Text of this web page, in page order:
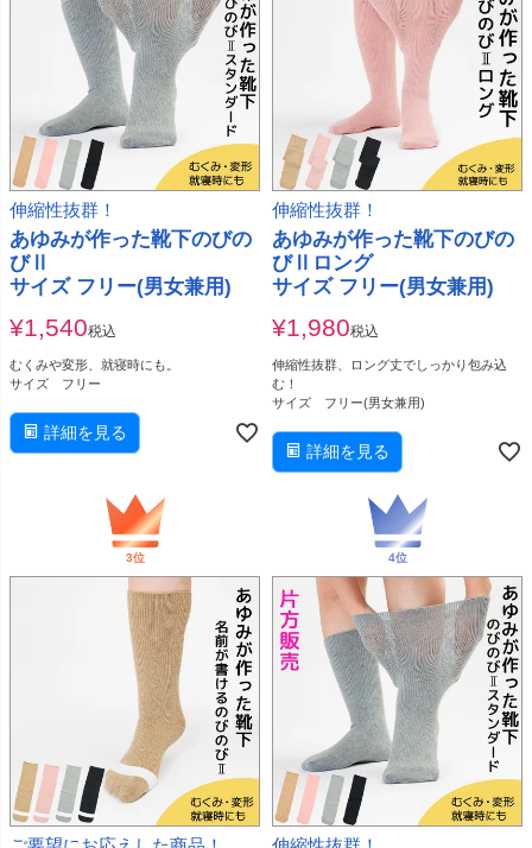
伸縮性抜群！
あゆみが作った靴下のびの
びⅡ
サイズ フリー(男女兼用)
¥1,540税込
むくみや変形、就寝時にも。
サイズ フリー
詳細を見る
伸縮性抜群！
あゆみが作った靴下のびの
びⅡロング
サイズ フリー(男女兼用)
¥1,980税込
伸縮性抜群、ロング丈でしっかり包み込
む！
サイズ フリー(男女兼用)
詳細を見る